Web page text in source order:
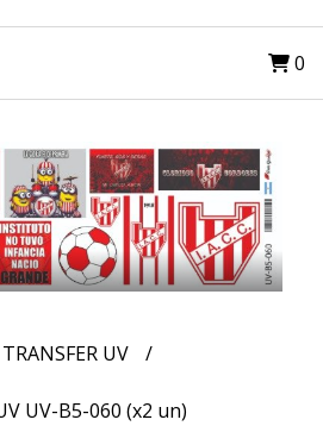
0
UV
UV-B5-060 (x2 un)